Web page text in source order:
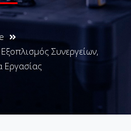
Συνεργείων,
Εργασίας